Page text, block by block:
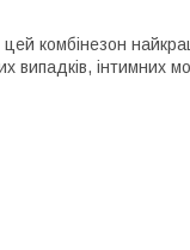
цей комбінезон
випадків, інтимних